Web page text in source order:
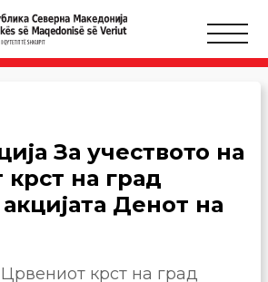
За учеството на
на град
Денот на
крст на град